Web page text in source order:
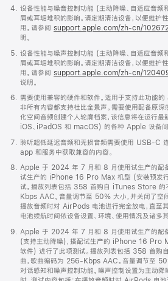
设备性能与噪音控制功能 (主动降噪、自适应音频
屑或耳垢堆积的影响。请定期清洁设备，以便维护
用。请参阅 support.apple.com/zh-cn/
明。
设备性能与噪声控制功能 (主动降噪、自适应音频
屑或耳垢堆积的影响。请定期清洁设备，以便维护
用。请参阅 support.apple.com/zh-cn/
说明。
需要使用兼容的硬件和软件。适用于支持此功能
非所有内容都支持杜比全景声。需要使用配备原
化空间音频创建个人轮廓档案，该信息将在运行
iOS、iPadOS 和 macOS) 的各种 Apple 设备间
聆听超低延迟音频和无损音频需要使用 USB-C
app 和服务中获取兼容的内容。
Apple 于 2024 年 7 月和 8 月使用试生产的配
试生产的 iPhone 16 Pro Max 机型 (安装预发
试。播放列表包括 358 首购自 iTunes Store 的
Kbps AAC。音量调节至 50% 大小，并关闭了空
播放音频时对 AirPods 电池进行完全放电，直至
电池续航时间依设备设置、环境、使用情况及诸多
Apple 于 2024 年 7 月和 8 月使用试生产的配
(支持主动降噪)，搭配试生产的 iPhone 16 Pro
软件) 进行了此项测试。播放列表包括 358 首
曲，歌曲编码为 256-Kbps AAC。音量调节至
对话感知和噪声控制功能。噪声控制设置为主动